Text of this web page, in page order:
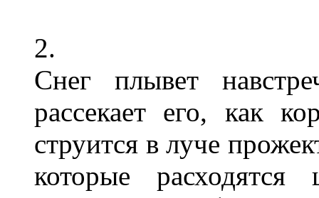
2.
Снег плывет
рассекает его, как
струится в луче
которые